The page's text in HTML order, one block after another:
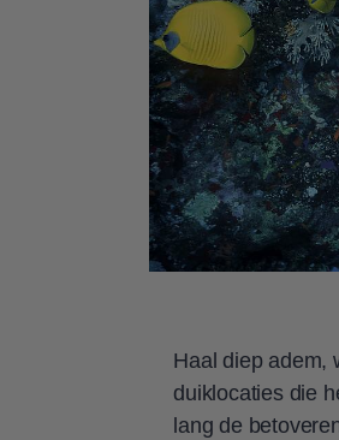
Zes volledige
U krijgt ter
Haal diep adem,
duiklocaties die
lang de